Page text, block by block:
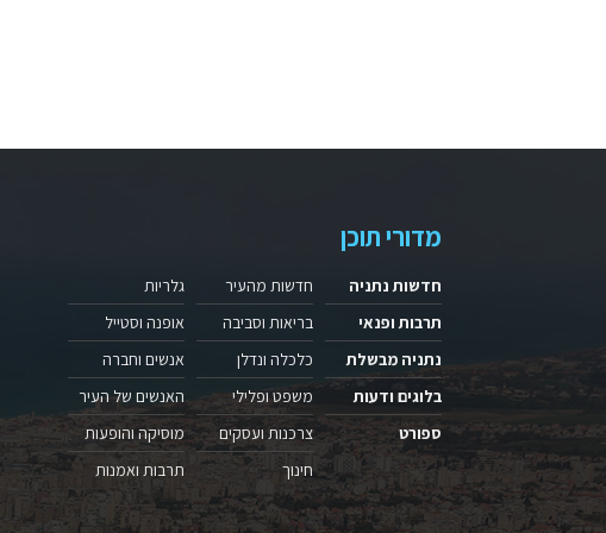
מדורי תוכן
חדשות נתניה
תרבות ופנאי
נתניה מבשלת
בלוגים ודעות
ספורט
חדשות מהעיר
בריאות וסביבה
כלכלה ונדלן
משפט ופלילי
צרכנות ועסקים
חינוך
גלריות
אופנה וסטייל
אנשים וחברה
האנשים של העיר
מוסיקה והופעות
תרבות ואמנות